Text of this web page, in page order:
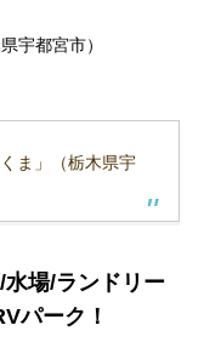
県宇都宮市）
ま」（栃木県宇
場/ランドリー
パーク！